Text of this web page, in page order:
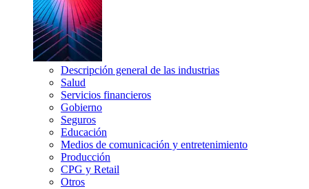
Descripción general de las industrias
Salud
Servicios financieros
Gobierno
Seguros
Educación
Medios de comunicación y entretenimiento
Producción
CPG y Retail
Otros